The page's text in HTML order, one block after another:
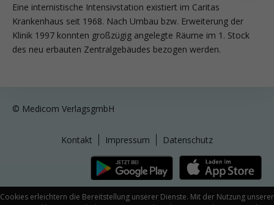
Cookies erleichtern die Bereitstellung unserer Dienste. Mit der Nutzung unserer
Eine internistische Intensivstation existiert im Caritas
Krankenhaus seit 1968. Nach Umbau bzw. Erweiterung der
Klinik 1997 konnten großzügig angelegte Räume im 1. Stock
des neu erbauten Zentralgebäudes bezogen werden.
© Medicom VerlagsgmbH
Kontakt Impressum Datenschutz